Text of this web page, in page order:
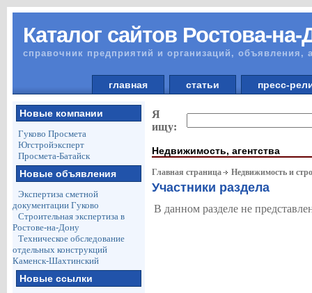
Каталог сайтов Ростова-на-
справочник предприятий и организаций, объявления,
главная статьи пресс-
Новые компании
Гуково Просмета
Югстройэксперт
Просмета-Батайск
Новые объявления
Экспертиза сметной
документации Гуково
Строительная экспертиза в
Ростове-на-Дону
Техническое обследование
отдельных конструкций
Каменск-Шахтинский
Новые ссылки
Я
ищу:
Недвижимость, агентства
Главная страница Недвижимость и
Участники раздела
В данном разделе не